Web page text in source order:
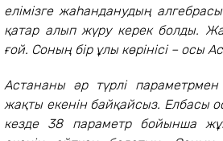
елімізге жаһанданудың
қатар алып жүру керек болды.
ғой. Соның бір ұлы көрінісі – осы
Астананы әр түрлі
жақты екенін байқайсыз. Елбасы
кезде 38 параметр бойынша